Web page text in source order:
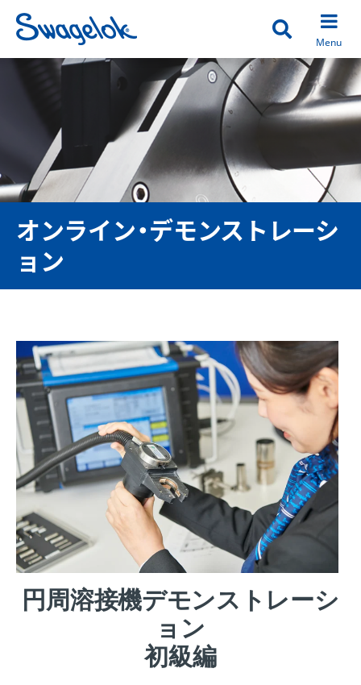
Menu
Open
オンライン・デモンストレーシ
ョン
円周溶接機デモンストレーシ
ョン
初級編